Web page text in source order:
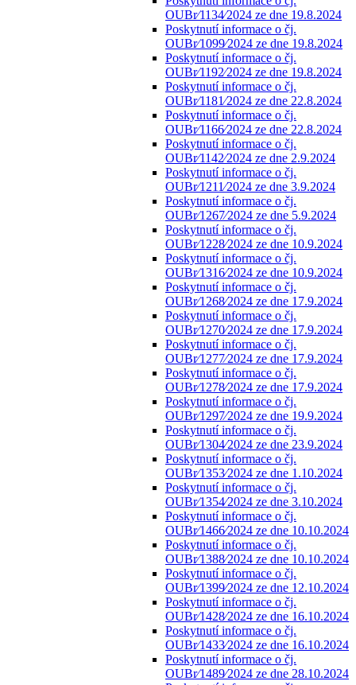
OUBr⁄1134⁄2024 ze dne 19.8.2024
Poskytnutí informace o čj.
OUBr⁄1099⁄2024 ze dne 19.8.2024
Poskytnutí informace o čj.
OUBr⁄1192⁄2024 ze dne 19.8.2024
Poskytnutí informace o čj.
OUBr⁄1181⁄2024 ze dne 22.8.2024
Poskytnutí informace o čj.
OUBr⁄1166⁄2024 ze dne 22.8.2024
Poskytnutí informace o čj.
OUBr⁄1142⁄2024 ze dne 2.9.2024
Poskytnutí informace o čj.
OUBr⁄1211⁄2024 ze dne 3.9.2024
Poskytnutí informace o čj.
OUBr⁄1267⁄2024 ze dne 5.9.2024
Poskytnutí informace o čj.
OUBr⁄1228⁄2024 ze dne 10.9.2024
Poskytnutí informace o čj.
OUBr⁄1316⁄2024 ze dne 10.9.2024
Poskytnutí informace o čj.
OUBr⁄1268⁄2024 ze dne 17.9.2024
Poskytnutí informace o čj.
OUBr⁄1270⁄2024 ze dne 17.9.2024
Poskytnutí informace o čj.
OUBr⁄1277⁄2024 ze dne 17.9.2024
Poskytnutí informace o čj.
OUBr⁄1278⁄2024 ze dne 17.9.2024
Poskytnutí informace o čj.
OUBr⁄1297⁄2024 ze dne 19.9.2024
Poskytnutí informace o čj.
OUBr⁄1304⁄2024 ze dne 23.9.2024
Poskytnutí informace o čj.
OUBr⁄1353⁄2024 ze dne 1.10.2024
Poskytnutí informace o čj.
OUBr⁄1354⁄2024 ze dne 3.10.2024
Poskytnutí informace o čj.
OUBr⁄1466⁄2024 ze dne 10.10.2024
Poskytnutí informace o čj.
OUBr⁄1388⁄2024 ze dne 10.10.2024
Poskytnutí informace o čj.
OUBr⁄1399⁄2024 ze dne 12.10.2024
Poskytnutí informace o čj.
OUBr⁄1428⁄2024 ze dne 16.10.2024
Poskytnutí informace o čj.
OUBr⁄1433⁄2024 ze dne 16.10.2024
Poskytnutí informace o čj.
OUBr⁄1489⁄2024 ze dne 28.10.2024